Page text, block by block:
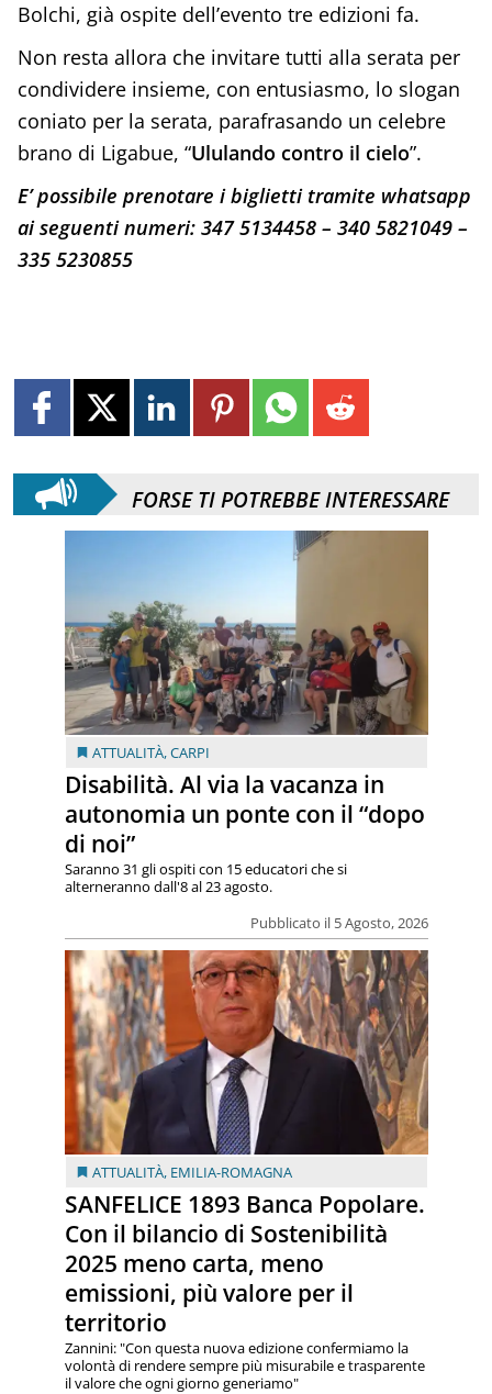
Bolchi, già ospite dell’evento tre edizioni fa.
Non resta allora che invitare tutti alla serata per
condividere insieme, con entusiasmo, lo slogan
coniato per la serata, parafrasando un celebre
brano di Ligabue, “Ululando contro il cielo”.
E’ possibile prenotare i biglietti tramite whatsapp
ai seguenti numeri: 347 5134458 – 340 5821049 –
335 5230855
FORSE TI POTREBBE INTERESSARE
ATTUALITÀ,CARPI
Disabilità. Al via la vacanza in
autonomia un ponte con il “dopo
di noi”
Pubblicato il 5 Agosto, 2026
Saranno 31 gli ospiti con 15 educatori che si
alterneranno dall'8 al 23 agosto.
ATTUALITÀ, EMILIA-ROMAGNA
SANFELICE 1893 Banca Popolare.
Con il bilancio di Sostenibilità
2025 meno carta, meno
emissioni, più valore per il
territorio
Zannini: "Con questa nuova edizione confermiamo la
volontà di rendere sempre più misurabile e trasparente
il valore che ogni giorno generiamo"